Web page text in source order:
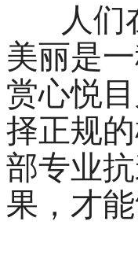
人
美丽是
赏心悦
择正规
部专业
果，才